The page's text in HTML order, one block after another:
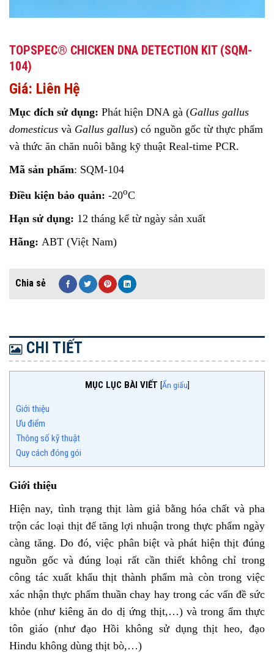
TOPSPEC® CHICKEN DNA DETECTION KIT (SQM-
104)
Giá: Liên Hệ
Mục đích sử dụng: Phát hiện DNA gà (Gallus gallus
domesticus và Gallus gallus) có nguồn gốc từ thực phẩm
và thức ăn chăn nuôi bằng kỹ thuật Real-time PCR.
Mã sản phẩm: SQM-104
Điều kiện bảo quản: -20oC
Hạn sử dụng: 12 tháng kể từ ngày sản xuất
Hãng: ABT (Việt Nam)
CHI TIẾT
MỤC LỤC BÀI VIẾT [Ẩn giấu]
Giới thiệu
Ưu điểm
Thông số kỹ thuật
Quy cách đóng gói
Giới thiệu
Hiện nay, tình trạng thịt làm giả bằng hóa chất và pha
trộn các loại thịt để tăng lợi nhuận trong thực phẩm ngày
càng tăng. Do đó, việc phân biệt và phát hiện thịt đúng
nguồn gốc và đúng loại rất cần thiết không chỉ trong
công tác xuất khẩu thịt thành phẩm mà còn trong việc
xác nhận thực phẩm thuần chay hay trong các vấn đề sức
khỏe (như kiêng ăn do dị ứng thịt,…) và trong ẩm thực
tôn giáo (như đạo Hồi không sử dụng thịt heo, đạo
Hindu không dùng thịt bò,…)